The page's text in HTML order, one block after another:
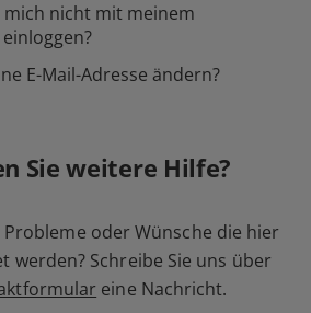
nicht mit meinem
E-Mail-Adresse ändern?
Sie weitere Hilfe?
Probleme oder Wünsche die hier
werden? Schreibe Sie uns über
eine Nachricht.